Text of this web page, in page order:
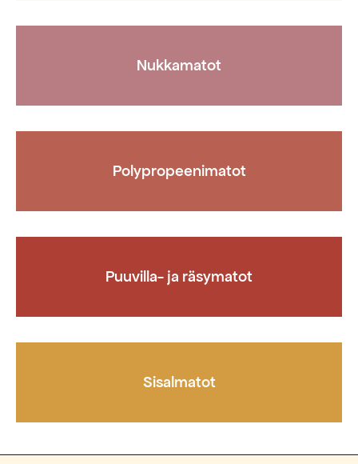
Nukkamatot
Polypropeenimatot
Puuvilla- ja räsymatot
Sisalmatot